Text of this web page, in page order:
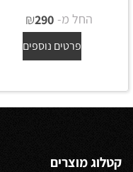
החל מ- ₪290
פרטים נוספים
קטלוג מוצרים